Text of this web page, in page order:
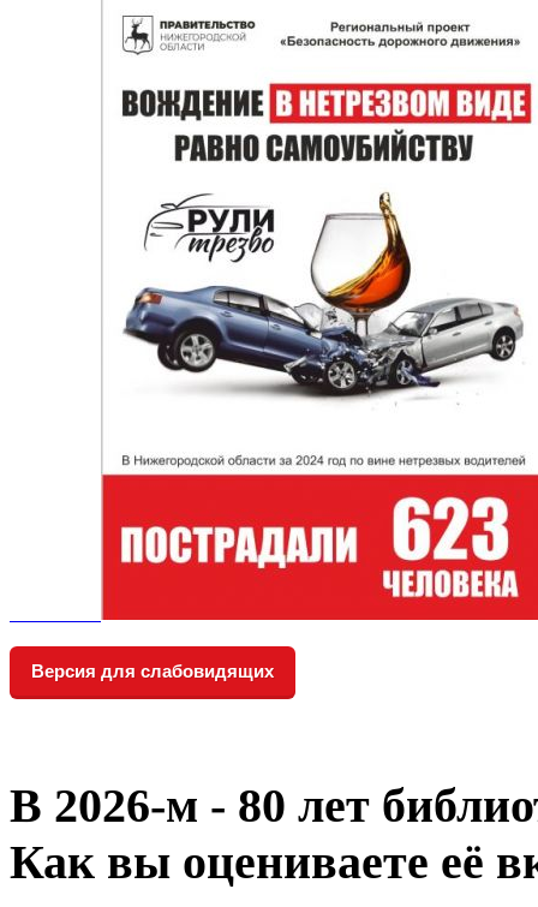
Версия для слабовидящих
В 2026‑м - 80 лет
Как вы оцениваете её